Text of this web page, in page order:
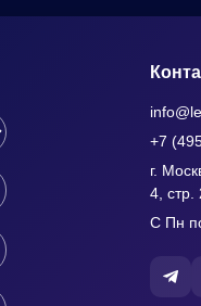
+7
г.
4, стр.
С Пн